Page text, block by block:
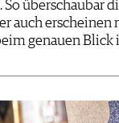
So überschaubar
auch erscheinen
genauen